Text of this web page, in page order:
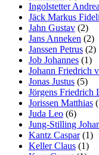
Ingolstetter
Jäck Markus
Jahn Gustav (2)
Jans Anneken (2)
Janssen Petrus (2)
Job Johannes (1)
Johann Friedrich
Jonas Justus (5)
Jörgens Friedrich
Jorissen Matthias
Juda Leo (6)
Jung-Stilling
Kantz Caspar(1)
Keller Claus (1)